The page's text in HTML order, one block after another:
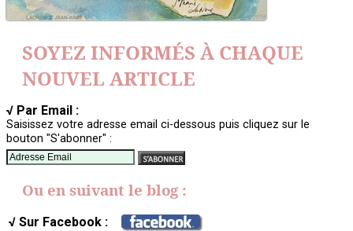
SOYEZ INFORMÉS À CHAQUE
NOUVEL ARTICLE
√ Par Email :
Saisissez votre adresse email ci-dessous puis cliquez sur le
bouton "S'abonner" :
Ou en suivant le blog :
√ Sur Facebook :